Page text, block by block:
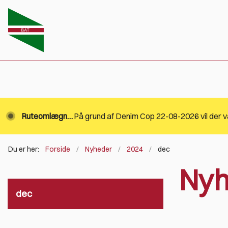
Ruteomlægning.
Du er her: Forside Nyheder 2024 dec
dec